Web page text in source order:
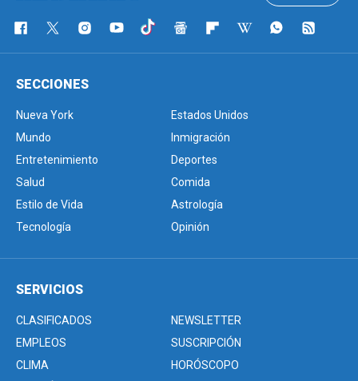
SECCIONES
Nueva York
Estados Unidos
Mundo
Inmigración
Entretenimiento
Deportes
Salud
Comida
Estilo de Vida
Astrología
Tecnología
Opinión
SERVICIOS
CLASIFICADOS
NEWSLETTER
EMPLEOS
SUSCRIPCIÓN
CLIMA
HORÓSCOPO